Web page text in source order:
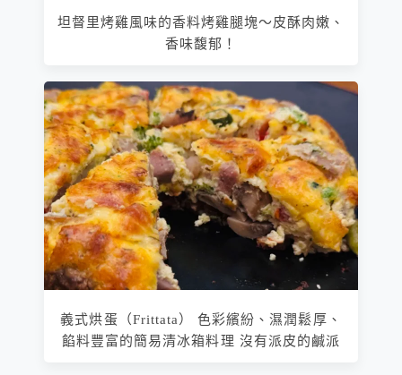
坦督里烤雞風味的香料烤雞腿塊～皮酥肉嫩、
香味馥郁！
義式烘蛋（Frittata） 色彩繽紛、濕潤鬆厚、
餡料豐富的簡易清冰箱料理 沒有派皮的鹹派